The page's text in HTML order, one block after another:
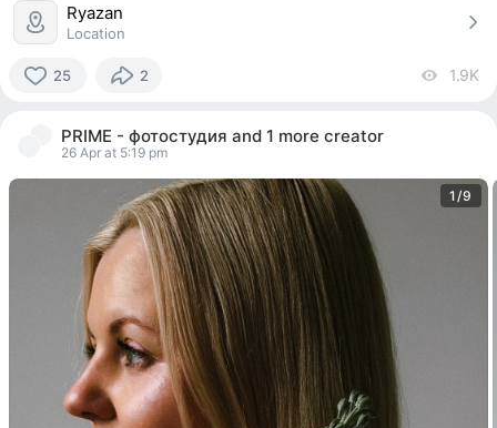
Ryazan
Location
25
reacted
2 1.9K
PRIME - фотостудия and 1 more creator
26 Apr at 5:19 pm
1/9